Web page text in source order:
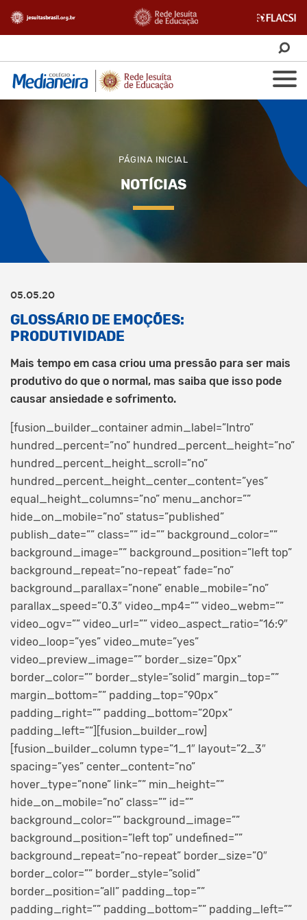
PÁGINA INICIAL
NOTÍCIAS
05.05.20
GLOSSÁRIO DE EMOÇÕES:
PRODUTIVIDADE
Mais tempo em casa criou uma pressão para ser mais
produtivo do que o normal, mas saiba que isso pode
causar ansiedade e sofrimento.
[fusion_builder_container admin_label=”Intro”
hundred_percent=”no” hundred_percent_height=”no”
hundred_percent_height_scroll=”no”
hundred_percent_height_center_content=”yes”
equal_height_columns=”no” menu_anchor=””
hide_on_mobile=”no” status=”published”
publish_date=”” class=”” id=”” background_color=””
background_image=”” background_position=”left top”
background_repeat=”no-repeat” fade=”no”
background_parallax=”none” enable_mobile=”no”
parallax_speed=”0.3″ video_mp4=”” video_webm=””
video_ogv=”” video_url=”” video_aspect_ratio=”16:9″
video_loop=”yes” video_mute=”yes”
video_preview_image=”” border_size=”0px”
border_color=”” border_style=”solid” margin_top=””
margin_bottom=”” padding_top=”90px”
padding_right=”” padding_bottom=”20px”
padding_left=””][fusion_builder_row]
[fusion_builder_column type=”1_1″ layout=”2_3″
spacing=”yes” center_content=”no”
hover_type=”none” link=”” min_height=””
hide_on_mobile=”no” class=”” id=””
background_color=”” background_image=””
background_position=”left top” undefined=””
background_repeat=”no-repeat” border_size=”0″
border_color=”” border_style=”solid”
border_position=”all” padding_top=””
padding_right=”” padding_bottom=”” padding_left=””